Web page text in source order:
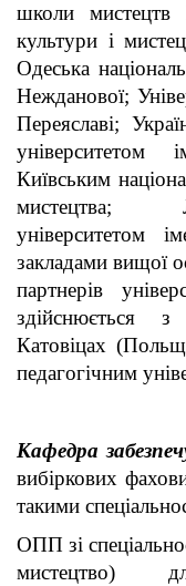
школи
культури і
Одеська
Нежданової;
Переяславі;
університетом
Київським
мистецтва;
університетом
закладами вищої
партнерів
здійснюється
Катовіцах
педагогічним
Кафедра
вибіркових
такими
ОПП зі
мистецтво)